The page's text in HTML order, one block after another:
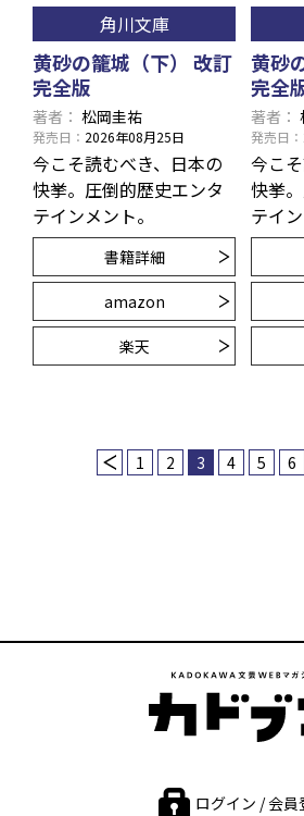
角川文庫
黄砂の籠城（下） 改訂
完全版
著者 松岡圭祐
発売日 2026年08月25日
今こそ読むべき、日本の
快挙。圧倒的歴史エンタ
テインメント。
書籍詳細
amazon
楽天
黄砂
完全
著者
発売日
今こ
快挙
テイ
1 2 3 4 5 6
ログイン / 会員